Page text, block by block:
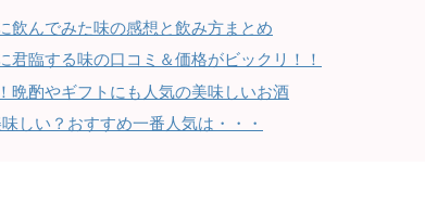
飲んでみた味の感想と飲み方まとめ
君臨する味の口コミ＆価格がビックリ！！
晩酌やギフトにも人気の美味しいお酒
しい？おすすめ一番人気は・・・